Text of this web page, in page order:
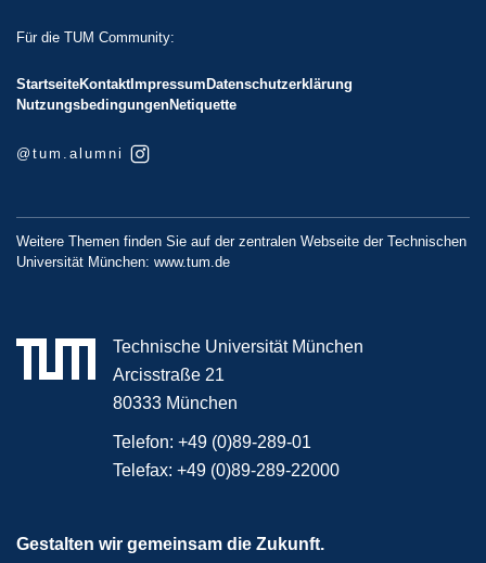
Für die TUM Community:
StartseiteKontaktImpressumDatenschutzerklärung
NutzungsbedingungenNetiquette
@tum.alumni
Weitere Themen finden Sie auf der zentralen Webseite der Technischen
Universität München: www.tum.de
Technische Universität München
Arcisstraße 21
80333 München
Telefon: +49 (0)89-289-01
Telefax: +49 (0)89-289-22000
Gestalten wir gemeinsam die Zukunft.